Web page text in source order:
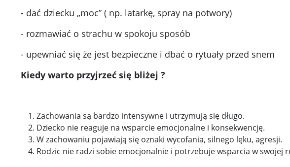
- dać dziecku „moc” ( np. latarkę, spray na potwory)
- rozmawiać o strachu w spokoju sposób
- upewniać się że jest bezpieczne i dbać o rytuały przed snem
Kiedy warto przyjrzeć się bliżej ?
Zachowania są bardzo intensywne i utrzymują się długo.
Dziecko nie reaguje na wsparcie emocjonalne i konsekwencję.
W zachowaniu pojawiają się oznaki wycofania, silnego lęku, agresji.
Rodzic nie radzi sobie emocjonalnie i potrzebuje wsparcia w swojej